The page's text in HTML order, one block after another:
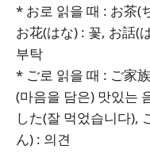
* お로 읽을 때 : お茶(
お花(はな) : 꽃, お話(
부탁
* ご로 읽을 때 : ご家
(마음을 담은) 맛있는
した(잘 먹었습니다),
ん) : 의견